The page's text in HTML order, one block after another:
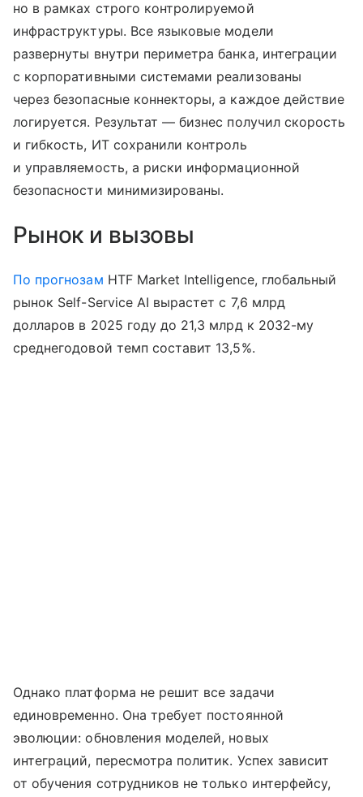
но в рамках строго контролируемой
инфраструктуры. Все языковые модели
развернуты внутри периметра банка, интеграции
с корпоративными системами реализованы
через безопасные коннекторы, а каждое действие
логируется. Результат — бизнес получил скорость
и гибкость, ИТ сохранили контроль
и управляемость, а риски информационной
безопасности минимизированы.
Рынок и вызовы
По прогнозам HTF Market Intelligence, глобальный
рынок Self-Service AI вырастет с 7,6 млрд
долларов в 2025 году до 21,3 млрд к 2032-му
среднегодовой темп составит 13,5%.
Однако платформа не решит все задачи
единовременно. Она требует постоянной
эволюции: обновления моделей, новых
интеграций, пересмотра политик. Успех зависит
от обучения сотрудников не только интерфейсу,